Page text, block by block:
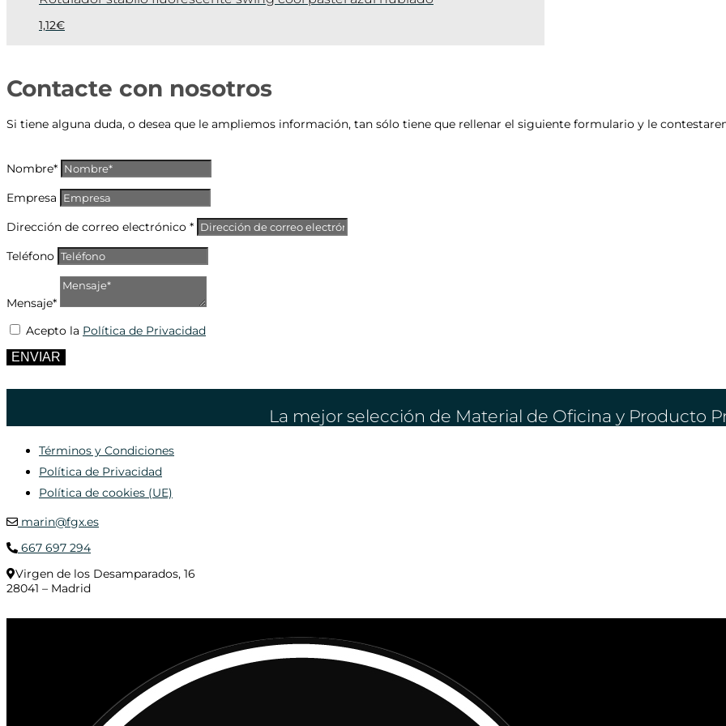
1,12€
Contacte con nosotros
Si tiene alguna duda, o desea que le ampliemos información, tan sólo tiene que rellenar el siguiente formulario y le
Nombre*
Empresa
Dirección de correo electrónico *
Teléfono
Mensaje*
Acepto la Política de Privacidad
ENVIAR
La mejor selección de Material de Oficina y Producto
Términos y Condiciones
Política de Privacidad
Política de cookies (UE)
marin@fgx.es
667 697 294
Virgen de los Desamparados, 16
28041 – Madrid